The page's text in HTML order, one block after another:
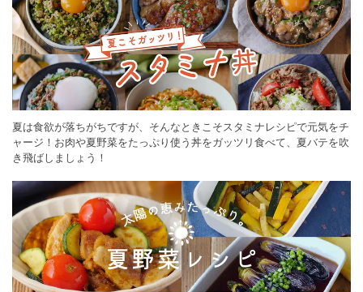
夏は食欲が落ちがちですが、そんなときこそスタミナレシピで元気をチ
ャージ！お肉や夏野菜をたっぷり使う丼をガッツリ食べて、夏バテを吹
き飛ばしましょう！